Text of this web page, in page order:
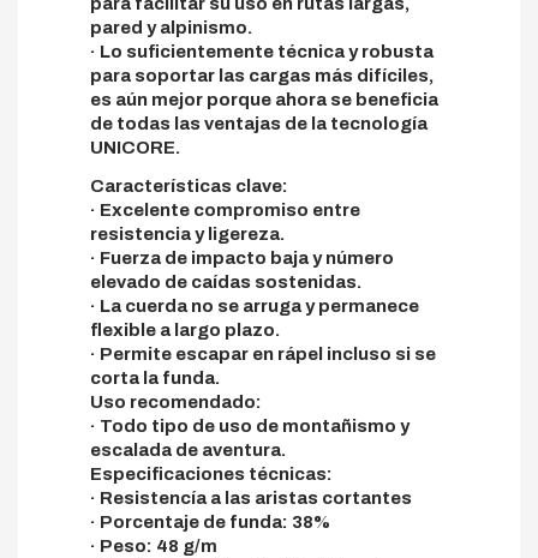
pared y alpinismo.
· Lo suficientemente técnica y robusta
para soportar las cargas más difíciles,
es aún mejor porque ahora se beneficia
de todas las ventajas de la tecnología
UNICORE.
Características clave:
· Excelente compromiso entre
resistencia y ligereza.
· Fuerza de impacto baja y número
elevado de caídas sostenidas.
· La cuerda no se arruga y permanece
flexible a largo plazo.
· Permite escapar en rápel incluso si se
corta la funda.
Uso recomendado:
· Todo tipo de uso de montañismo y
escalada de aventura.
Especificaciones técnicas:
· Resistencía a las aristas cortantes
· Porcentaje de funda: 38%
· Peso: 48 g/m